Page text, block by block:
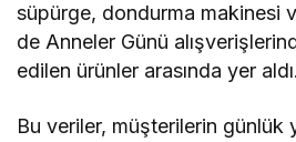
süpürge, dondurma makinesi
de Anneler Günü
edilen ürünler arasında yer aldı.
Bu veriler, müşterilerin günlük